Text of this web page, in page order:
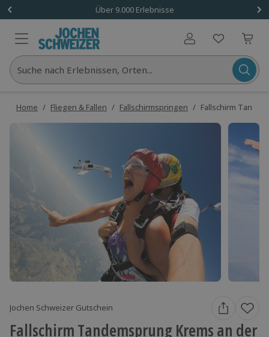
Über 9.000 Erlebnisse
Benutzerkonto
Suche nach Erlebnissen, Orten...
Home / Fliegen & Fallen / Fallschirmspringen / Fallschirm
Jochen Schweizer Gutschein
Fallschirm Tandemsprung Krems an der